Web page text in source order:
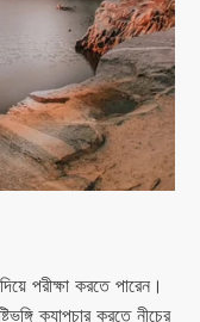
পরীক্ষা করতে পারেন।
ক্যাপচার করতে নীচের